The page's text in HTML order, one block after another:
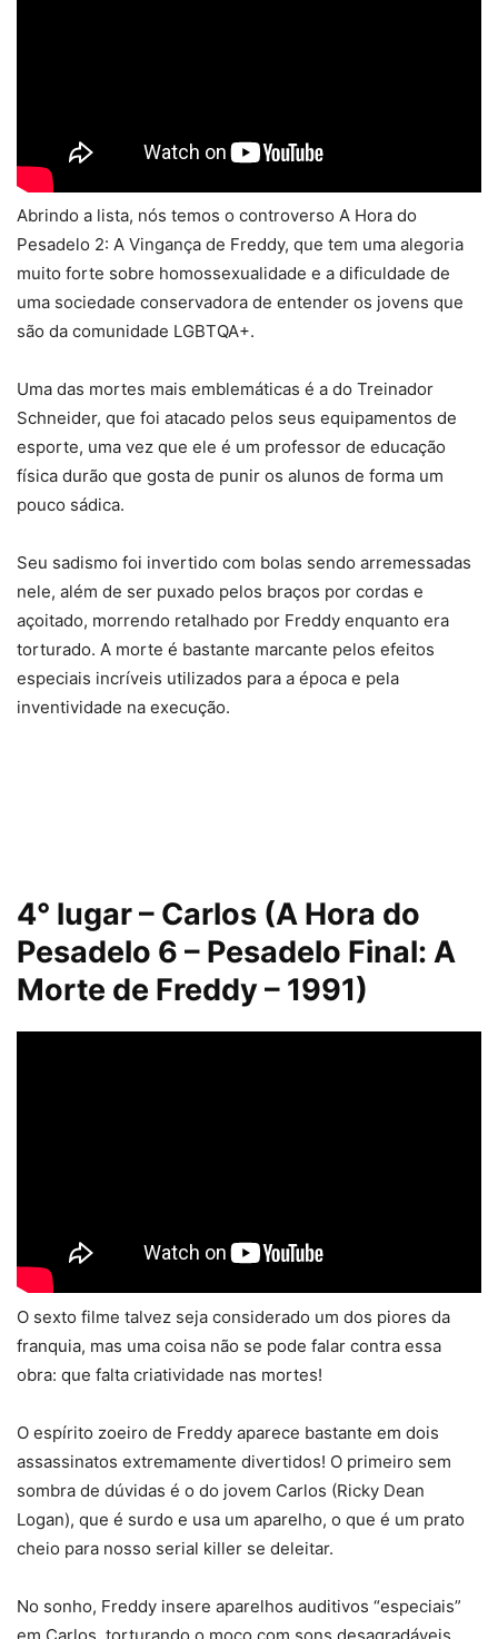
Abrindo a lista, nós temos o controverso A Hora do
Pesadelo 2: A Vingança de Freddy, que tem uma alegoria
muito forte sobre homossexualidade e a dificuldade de
uma sociedade conservadora de entender os jovens que
são da comunidade LGBTQA+.
Uma das mortes mais emblemáticas é a do Treinador
Schneider, que foi atacado pelos seus equipamentos de
esporte, uma vez que ele é um professor de educação
física durão que gosta de punir os alunos de forma um
pouco sádica.
Seu sadismo foi invertido com bolas sendo arremessadas
nele, além de ser puxado pelos braços por cordas e
açoitado, morrendo retalhado por Freddy enquanto era
torturado. A morte é bastante marcante pelos efeitos
especiais incríveis utilizados para a época e pela
inventividade na execução.
4° lugar – Carlos (A Hora do
Pesadelo 6 – Pesadelo Final: A
Morte de Freddy – 1991)
O sexto filme talvez seja considerado um dos piores da
franquia, mas uma coisa não se pode falar contra essa
obra: que falta criatividade nas mortes!
O espírito zoeiro de Freddy aparece bastante em dois
assassinatos extremamente divertidos! O primeiro sem
sombra de dúvidas é o do jovem Carlos (Ricky Dean
Logan), que é surdo e usa um aparelho, o que é um prato
cheio para nosso serial killer se deleitar.
No sonho, Freddy insere aparelhos auditivos “especiais”
em Carlos, torturando o moço com sons desagradáveis